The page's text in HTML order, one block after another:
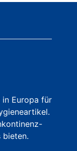
in Europa für
bieten.